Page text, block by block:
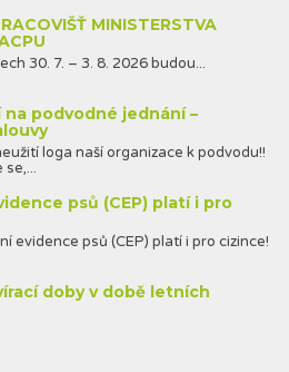
MINISTERSTVA
30. 7. – 3. 8. 2026 budou...
na podvodné jednání –
loga naší organizace k podvodu!!
se,...
psů (CEP) platí i pro
evidence psů (CEP) platí i pro cizince!
doby v době letních